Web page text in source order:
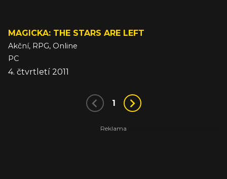
MAGICKA: THE STARS ARE LEFT
Akční, RPG, Online
PC
4. čtvrtletí 2011
1